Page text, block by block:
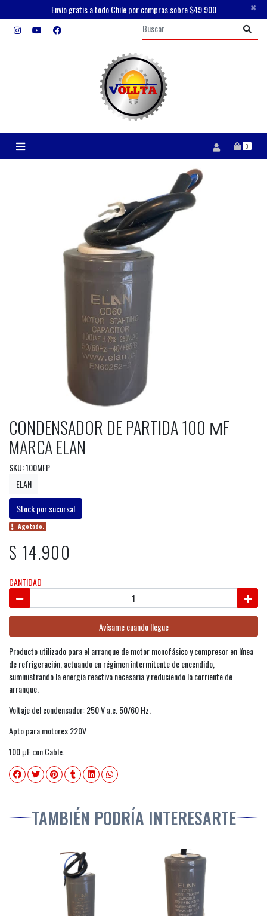
Envío gratis a todo Chile por compras sobre $49.900 ×
0
CONDENSADOR DE PARTIDA 100 ΜF
MARCA ELAN
SKU: 100MFP
ELAN
Stock por sucursal
Agotado.
$ 14.900
CANTIDAD
Avísame cuando llegue
Producto utilizado para el arranque de motor monofásico y compresor en línea
de refrigeración, actuando en régimen intermitente de encendido,
suministrando la energía reactiva necesaria y reduciendo la corriente de
arranque.
Voltaje del condensador: 250 V a.c. 50/60 Hz.
Apto para motores 220V
100 μF con Cable.
TAMBIÉN PODRÍA INTERESARTE